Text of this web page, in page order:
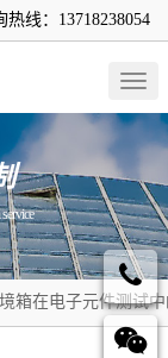
热线：13718238054
箱在电子元件测试